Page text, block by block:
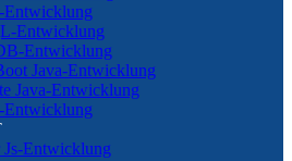
Entwicklung
Entwicklung
Entwicklung
Java-Entwicklung
Java-Entwicklung
Entwicklung
Entwicklung